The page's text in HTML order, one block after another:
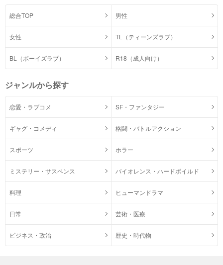
総合TOP 男性
女性 TL（ティーンズラブ）
BL（ボーイズラブ） R18（成人向け）
ジャンルから探す
恋愛・ラブコメ SF・ファンタジー
ギャグ・コメディ 格闘・バトルアクション
スポーツ ホラー
ミステリー・サスペンス バイオレンス・ハードボイルド
料理 ヒューマンドラマ
日常 芸術・医療
ビジネス・政治 歴史・時代物